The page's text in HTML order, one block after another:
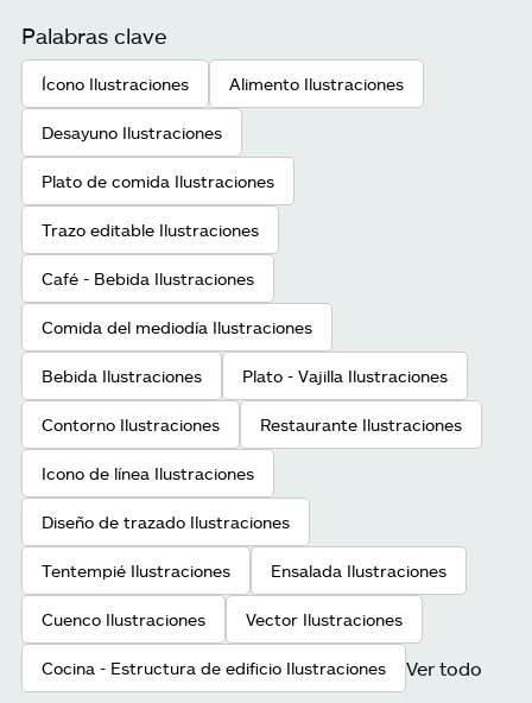
Palabras clave
Ícono Ilustraciones Alimento Ilustraciones
Desayuno Ilustraciones
Plato de comida Ilustraciones
Trazo editable Ilustraciones
Café - Bebida Ilustraciones
Comida del mediodía Ilustraciones
Bebida Ilustraciones Plato - Vajilla Ilustraciones
Contorno Ilustraciones Restaurante Ilustraciones
Icono de línea Ilustraciones
Diseño de trazado Ilustraciones
Tentempié Ilustraciones Ensalada Ilustraciones
Cuenco Ilustraciones Vector Ilustraciones
Cocina - Estructura de edificio Ilustraciones Ver todo